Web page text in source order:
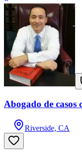
Abogado de casos
Riverside, CA